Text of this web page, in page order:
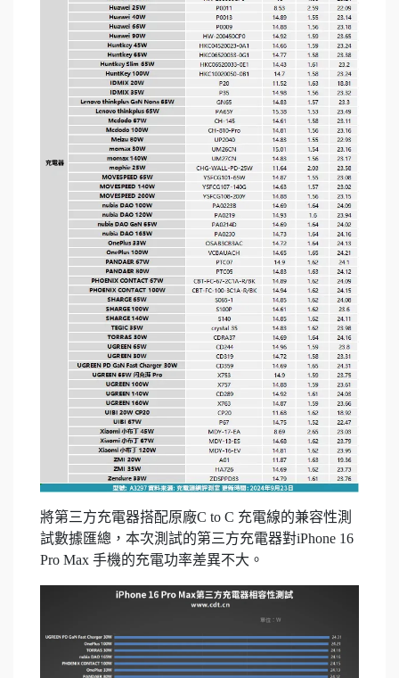
將第三方充電器搭配原廠C to C 充電線的兼容性測
試數據匯總，本次測試的第三方充電器對iPhone 16
Pro Max 手機的充電功率差異不大。